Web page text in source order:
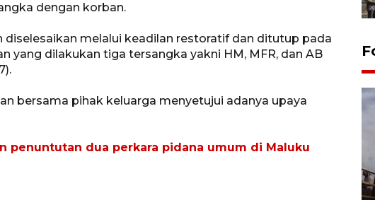
dengan korban.
diselesaikan melalui keadilan restoratif dan ditutup pada
yang dilakukan tiga tersangka yakni HM, MFR, dan AB
bersama pihak keluarga menyetujui adanya upaya
penuntutan dua perkara pidana umum di Maluku